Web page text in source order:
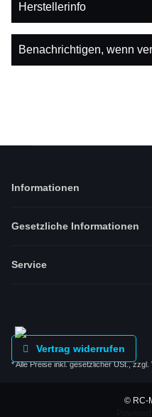
Herstellerinfo
Benachrichtigen, wenn
Informationen
Gesetzliche Informationen
Service
Vertrag widerrufen
* Alle Preise inkl. gesetzlicher USt., zzgl.
© RC-